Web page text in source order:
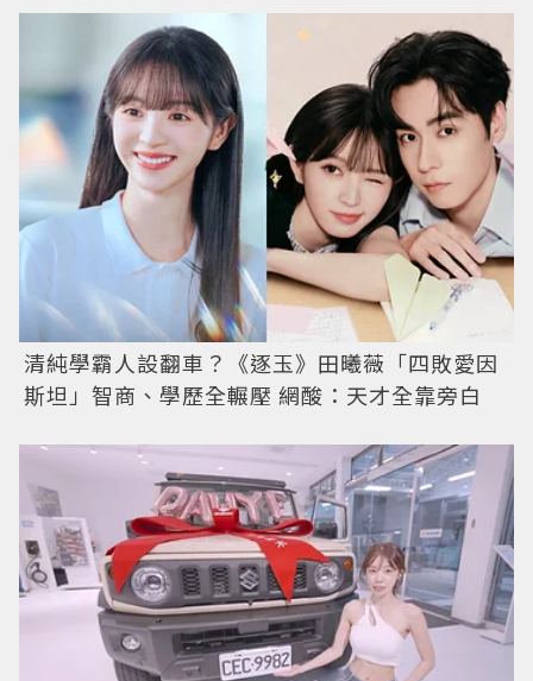
清純學霸人設翻車？《逐玉》田曦薇「四敗愛因
斯坦」智商、學歷全輾壓 網酸：天才全靠旁白